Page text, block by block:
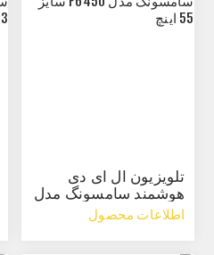
تلویزیون ال ای دی
هوشمند سامسونگ مدل
F6450 سایز 55 اینچ
اطلاعات محصول